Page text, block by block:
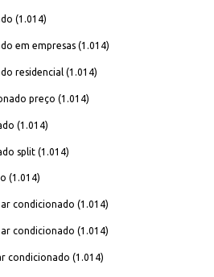
(1.014)
em empresas (1.014)
residencial (1.014)
preço (1.014)
(1.014)
split (1.014)
(1.014)
condicionado (1.014)
condicionado (1.014)
condicionado (1.014)